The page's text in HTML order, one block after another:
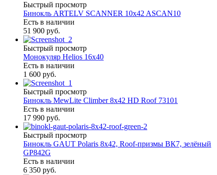
Быстрый просмотр
Бинокль ARTELV SCANNER 10x42 ASCAN10
Есть в наличии
51 900 руб.
Быстрый просмотр
Монокуляр Helios 16х40
Есть в наличии
1 600 руб.
Быстрый просмотр
Бинокль MewLite Climber 8x42 HD Roof 73101
Есть в наличии
17 990 руб.
Быстрый просмотр
Бинокль GAUT Polaris 8x42, Roof-призмы ВК7, зелёный
GP842G
Есть в наличии
6 350 руб.